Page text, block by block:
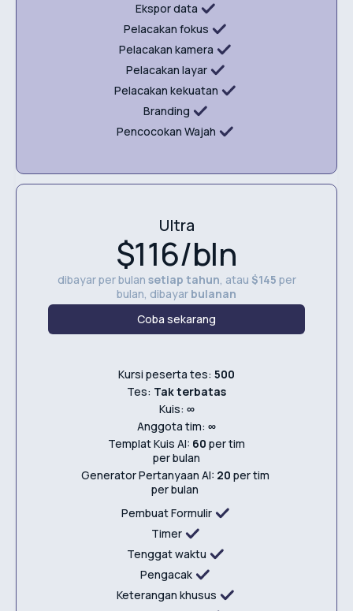
Ekspor data
Pelacakan fokus
Pelacakan kamera
Pelacakan layar
Pelacakan kekuatan
Branding
Pencocokan Wajah
Ultra
$116/bln
dibayar per bulan setiap tahun, atau $145 per
bulan, dibayar bulanan
Coba sekarang
Kursi peserta tes: 500
Tes: Tak terbatas
Kuis: ∞
Anggota tim: ∞
Templat Kuis AI: 60 per tim
per bulan
Generator Pertanyaan AI: 20 per tim
per bulan
Pembuat Formulir
Timer
Tenggat waktu
Pengacak
Keterangan khusus